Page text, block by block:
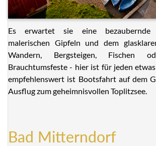
Es erwartet sie eine bezaubernde
malerischen Gipfeln und dem
Wandern, Bergsteigen, Fischen
Brauchtumsfeste - hier ist für jeden
empfehlenswert ist Bootsfahrt auf dem
Ausflug zum geheimnisvollen Toplitzsee.
Bad Mitterndorf